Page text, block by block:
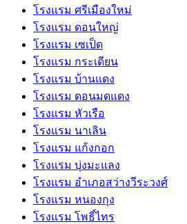
โรงแรม ศรีเมืองใหม่
โรงแรม ดอนใหญ่
โรงแรม เซเป็ด
โรงแรม กระเดียน
โรงแรม บ้านแดง
โรงแรม ดอนมดแดง
โรงแรม หัวเรือ
โรงแรม นาเลิน
โรงแรม แก้งกอก
โรงแรม บุ่งมะแลง
โรงแรม อําเภอสว่างวีระวงศ์
โรงแรม หนองกุง
โรงแรม โพธิ์ไทร